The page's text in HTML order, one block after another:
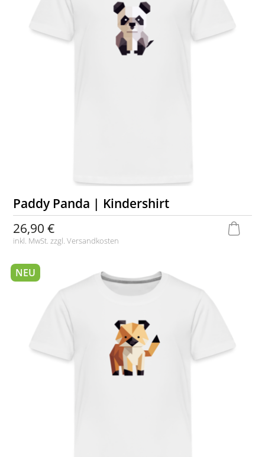
Paddy Panda | Kindershirt
26,90 €
inkl. MwSt. zzgl.Versandkosten
NEU